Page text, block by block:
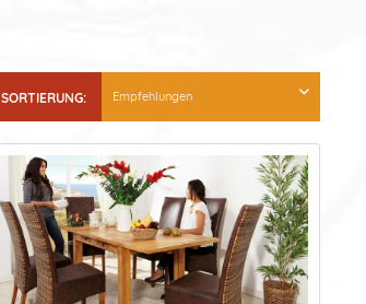
SORTIERUNG: